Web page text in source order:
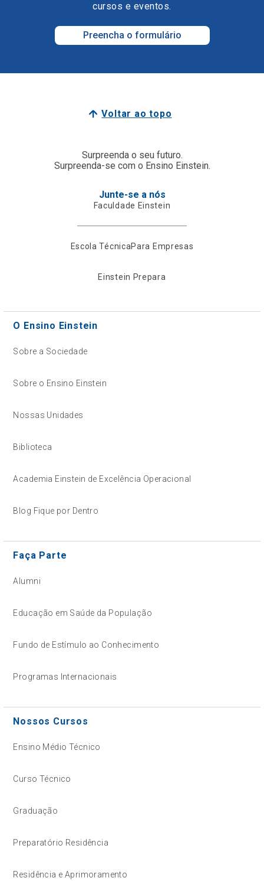
cursos e eventos.
Preencha o formulário
Voltar ao topo
Surpreenda o seu futuro.
Surpreenda-se com o Ensino Einstein.
Junte-se a nós
Faculdade Einstein
Escola TécnicaPara Empresas
Einstein Prepara
O Ensino Einstein
Sobre a Sociedade
Sobre o Ensino Einstein
Nossas Unidades
Biblioteca
Academia Einstein de Excelência Operacional
Blog Fique por Dentro
Faça Parte
Alumni
Educação em Saúde da População
Fundo de Estímulo ao Conhecimento
Programas Internacionais
Nossos Cursos
Ensino Médio Técnico
Curso Técnico
Graduação
Preparatório Residência
Residência e Aprimoramento